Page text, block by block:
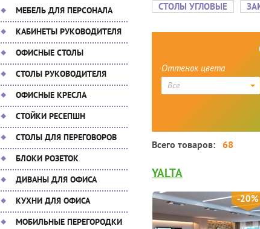
МЕБЕЛЬ ДЛЯ ПЕРСОНАЛА
КАБИНЕТЫ РУКОВОДИТЕЛЯ
ОФИСНЫЕ СТОЛЫ
СТОЛЫ РУКОВОДИТЕЛЯ
ОФИСНЫЕ КРЕСЛА
СТОЙКИ РЕСЕПШН
СТОЛЫ ДЛЯ ПЕРЕГОВОРОВ
БЛОКИ РОЗЕТОК
ДИВАНЫ ДЛЯ ОФИСА
КУХНИ ДЛЯ ОФИСА
МОБИЛЬНЫЕ ПЕРЕГОРОДКИ
СТОЛЫ УГЛОВЫЕ
Оттенок цвета
Все
Всего товаров: 68
YALTA
-20%